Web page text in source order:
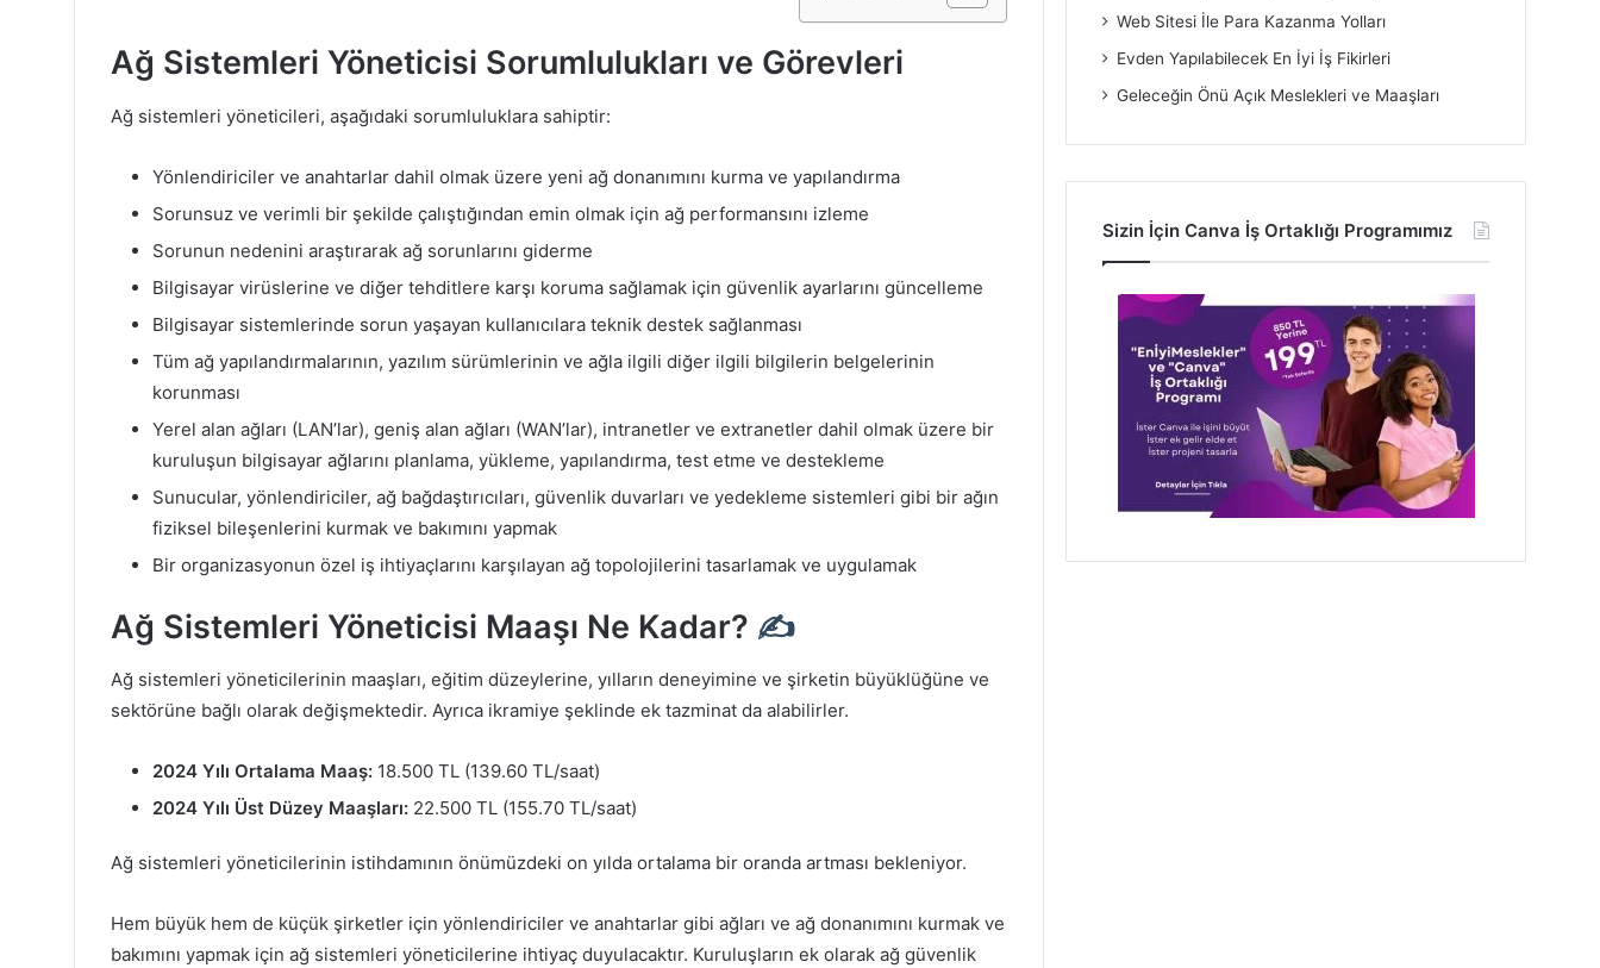
Ağ Sistemleri Yöneticisi Sorumlulukları ve Görevleri
Ağ sistemleri yöneticileri, aşağıdaki sorumluluklara sahiptir:
Yönlendiriciler ve anahtarlar dahil olmak üzere yeni ağ donanımını kurma ve yapılandırma
Sorunsuz ve verimli bir şekilde çalıştığından emin olmak için ağ performansını izleme
Sorunun nedenini araştırarak ağ sorunlarını giderme
Bilgisayar virüslerine ve diğer tehditlere karşı koruma sağlamak için güvenlik ayarlarını güncelleme
Bilgisayar sistemlerinde sorun yaşayan kullanıcılara teknik destek sağlanması
Tüm ağ yapılandırmalarının, yazılım sürümlerinin ve ağla ilgili diğer ilgili bilgilerin belgelerinin
korunması
Yerel alan ağları (LAN’lar), geniş alan ağları (WAN’lar), intranetler ve extranetler dahil olmak üzere bir
kuruluşun bilgisayar ağlarını planlama, yükleme, yapılandırma, test etme ve destekleme
Sunucular, yönlendiriciler, ağ bağdaştırıcıları, güvenlik duvarları ve yedekleme sistemleri gibi bir ağın
fiziksel bileşenlerini kurmak ve bakımını yapmak
Bir organizasyonun özel iş ihtiyaçlarını karşılayan ağ topolojilerini tasarlamak ve uygulamak
Ağ Sistemleri Yöneticisi Maaşı Ne Kadar? ✍
Ağ sistemleri yöneticilerinin maaşları, eğitim düzeylerine, yılların deneyimine ve şirketin büyüklüğüne ve
sektörüne bağlı olarak değişmektedir. Ayrıca ikramiye şeklinde ek tazminat da alabilirler.
2024 Yılı Ortalama Maaş: 18.500 TL (139.60 TL/saat)
2024 Yılı Üst Düzey Maaşları: 22.500 TL (155.70 TL/saat)
Ağ sistemleri yöneticilerinin istihdamının önümüzdeki on yılda ortalama bir oranda artması bekleniyor.
Hem büyük hem de küçük şirketler için yönlendiriciler ve anahtarlar gibi ağları ve ağ donanımını kurmak ve
bakımını yapmak için ağ sistemleri yöneticilerine ihtiyaç duyulacaktır. Kuruluşların ek olarak ağ güvenlik
Web Sitesi İle Para Kazanma Yolları
Evden Yapılabilecek En İyi İş Fikirleri
Geleceğin Önü Açık Meslekleri ve Maaşları
Sizin İçin Canva İş Ortaklığı Programımız